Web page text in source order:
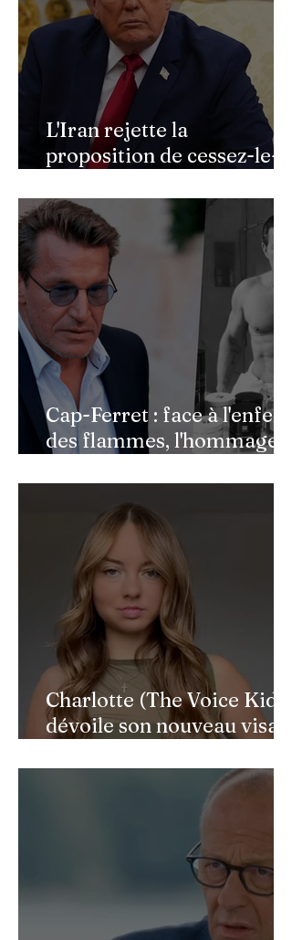
L'Iran rejette la
proposition de cessez-le-
Cap-Ferret : face à l'enfer
des flammes, l'hommage
héros de l'ombre
Charlotte (The Voice Kids)
dévoile son nouveau visage
faciale : une renaissance
bouleversante pour ses 16